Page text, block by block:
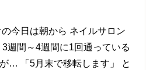
今日は朝から ネイルサロン
間～4週間に1回通っている
… 「5月末で移転します」 と